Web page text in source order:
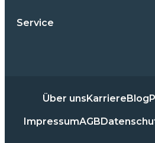
Service
Über unsKarriereBlog
ImpressumAGB